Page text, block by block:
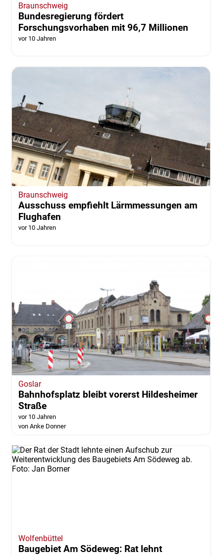
Braunschweig
Bundesregierung fördert
Forschungsvorhaben mit 96,7 Millionen
vor 10 Jahren
Braunschweig
Ausschuss empfiehlt Lärmmessungen am
Flughafen
vor 10 Jahren
Goslar
Bahnhofsplatz bleibt vorerst Hildesheimer
Straße
vor 10 Jahren
von Anke Donner
Wolfenbüttel
Baugebiet Am Södeweg: Rat lehnt